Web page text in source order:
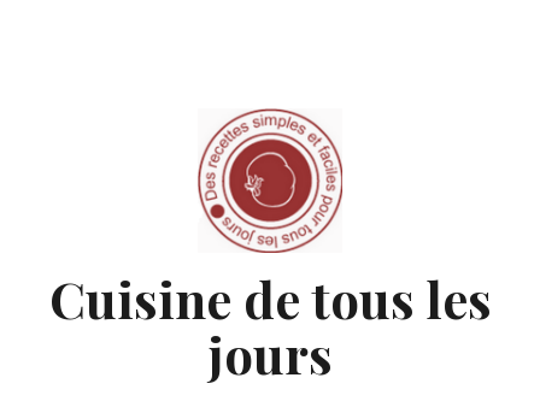
Cuisine de tous les
jours